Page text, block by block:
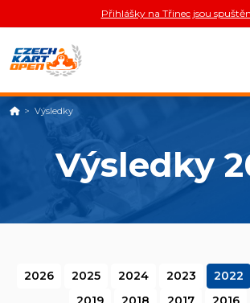
Přihlášky na Třinec jsou
DomůVýsledky
Výsledky
2026 2025 2024 2023 2022